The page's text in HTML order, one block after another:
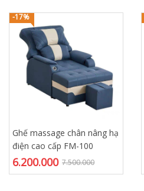
-17%
Ghế massage chân nâng hạ
điện cao cấp FM-100
7.500.000
6.200.000